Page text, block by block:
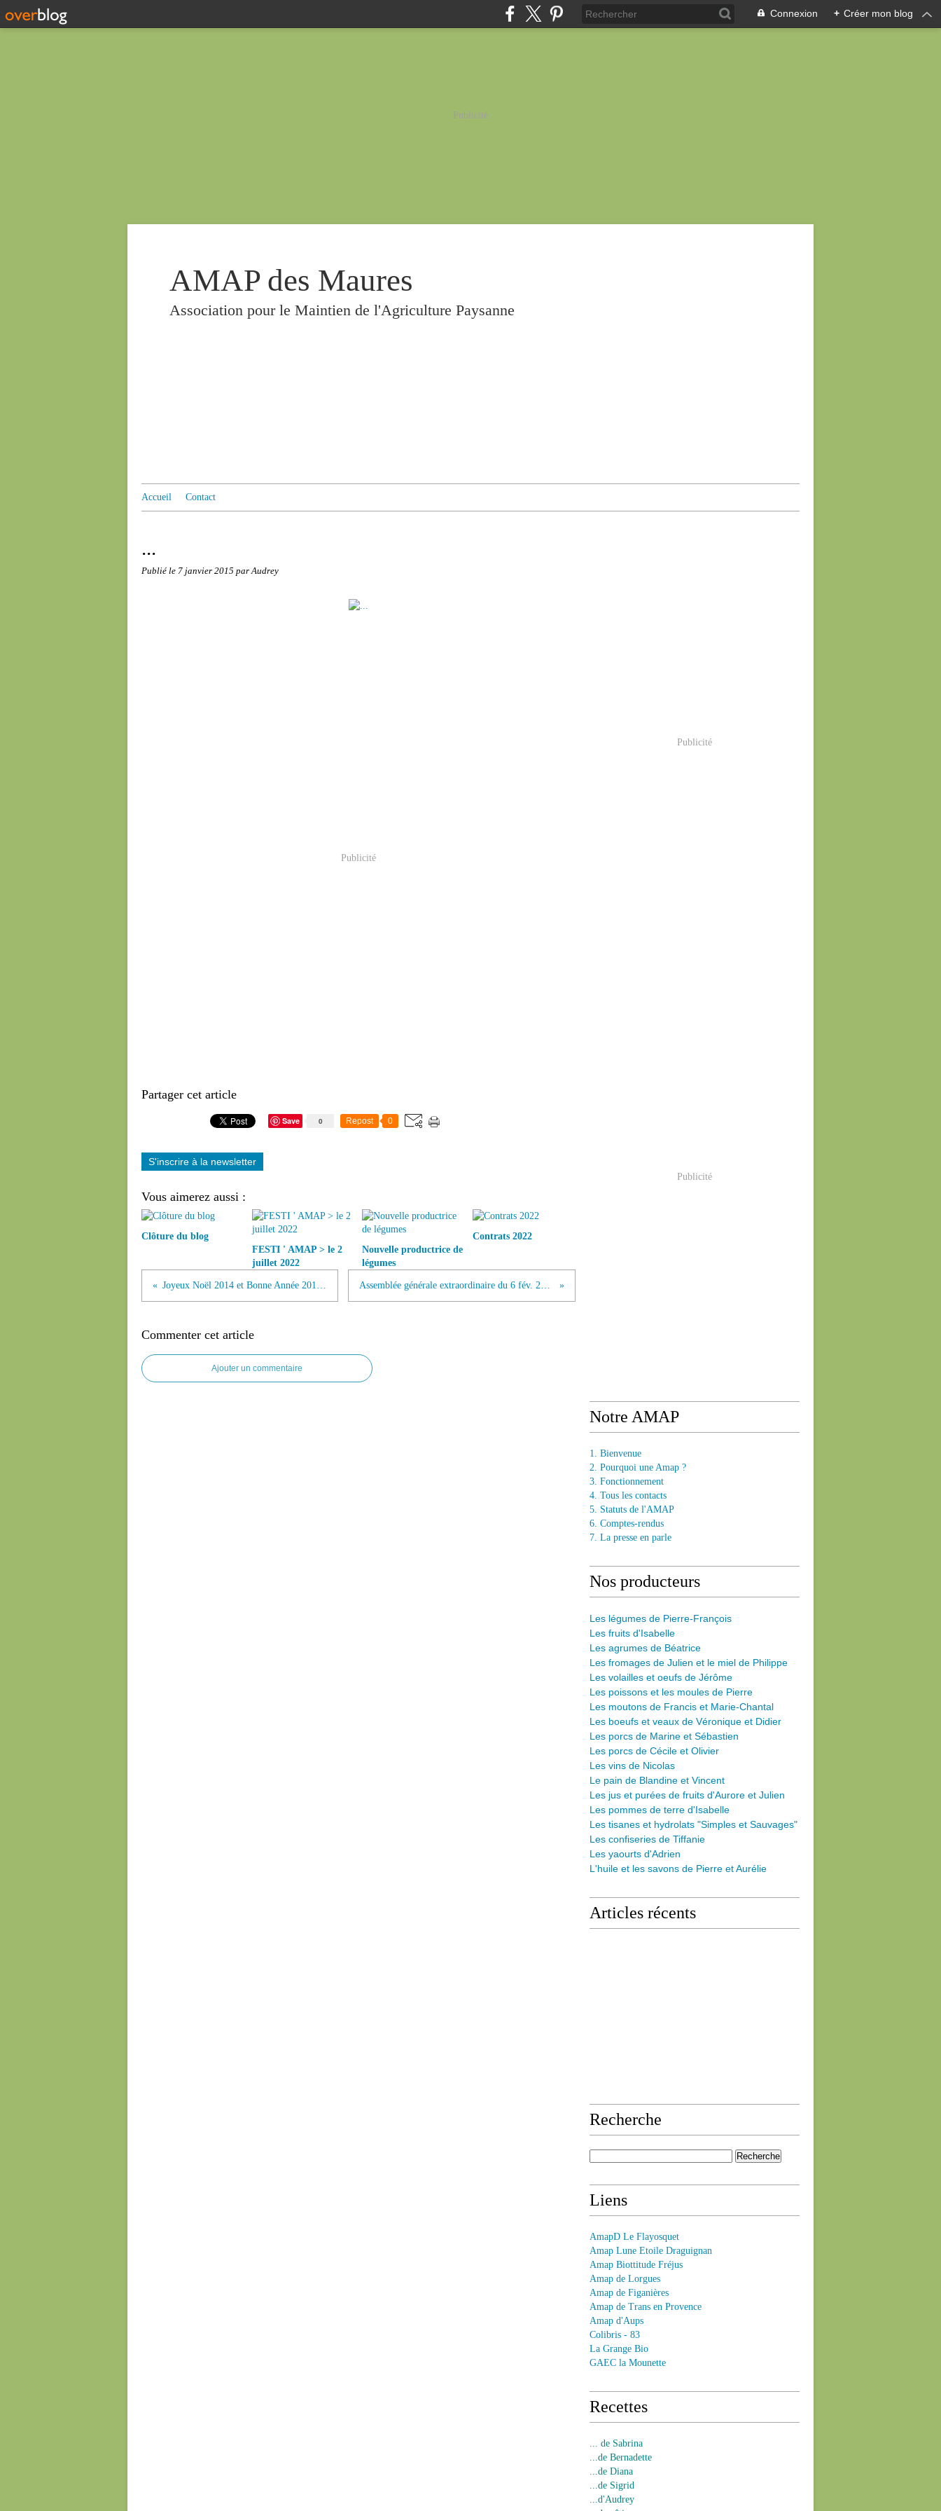
Connexion + Créer mon blog
Publicité
AMAP des Maures
Association pour le Maintien de l'Agriculture Paysanne
Accueil Contact
...
Publié le 7 janvier 2015 par Audrey
Publicité
Partager cet article
0
Save Repost 0
S'inscrire à la newsletter
Vous aimerez aussi :
Clôture du blog
FESTI ' AMAP > le 2
juillet 2022
Nouvelle productrice de
légumes
Contrats 2022
Joyeux Noël 2014 et Bonne Année 2015 ! Assemblée générale extraordinaire du 6 fév. 2015
Commenter cet article
Ajouter un commentaire
Publicité
Publicité
Notre AMAP
1. Bienvenue
2. Pourquoi une Amap ?
3. Fonctionnement
4. Tous les contacts
5. Statuts de l'AMAP
6. Comptes-rendus
7. La presse en parle
Nos producteurs
Les légumes de Pierre-François
Les fruits d'Isabelle
Les agrumes de Béatrice
Les fromages de Julien et le miel de Philippe
Les volailles et oeufs de Jérôme
Les poissons et les moules de Pierre
Les moutons de Francis et Marie-Chantal
Les boeufs et veaux de Véronique et Didier
Les porcs de Marine et Sébastien
Les porcs de Cécile et Olivier
Les vins de Nicolas
L e pain de Blandine et Vincent
Les jus et purées de fruits d'Aurore et Julien
Les pommes de terre d'Isabelle
Les tisanes et hydrolats "Simples et Sauvages"
Les confiseries de Tiffanie
Les yaourts d'Adrien
L'huile et les savons de Pierre et Aurélie
Articles récents
Recherche
Liens
AmapD Le Flayosquet
Amap Lune Etoile Draguignan
Amap Biottitude Fréjus
Amap de Lorgues
Amap de Figanières
Amap de Trans en Provence
Amap d'Aups
Colibris - 83
La Grange Bio
GAEC la Mounette
Recettes
... de Sabrina
...de Bernadette
...de Diana
...de Sigrid
...d'Audrey